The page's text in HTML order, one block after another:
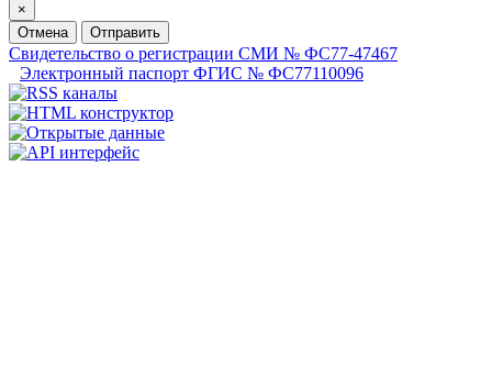
×
Отмена
Отправить
Свидетельство о регистрации СМИ № ФС77-47467
Электронный паспорт ФГИС № ФС77110096